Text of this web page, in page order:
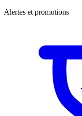
Alertes et promotions